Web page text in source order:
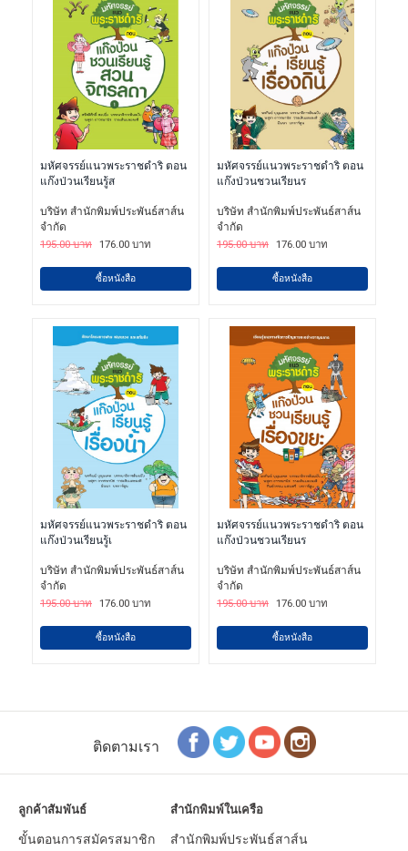
มหัศจรรย์แนวพระราชดําริ ตอน
แก๊งป่วนเรียนรู้ส
บริษัท สํานักพิมพ์ประพันธ์สาส์น
จํากัด
195.00 บาท 176.00 บาท
ซื้อหนังสือ
มหัศจรรย์แนวพระราชดําริ ตอน
แก๊งป่วนชวนเรียนร
บริษัท สํานักพิมพ์ประพันธ์สาส์น
จํากัด
195.00 บาท 176.00 บาท
ซื้อหนังสือ
มหัศจรรย์แนวพระราชดําริ ตอน
แก๊งป่วนเรียนรู้เ
บริษัท สํานักพิมพ์ประพันธ์สาส์น
จํากัด
195.00 บาท 176.00 บาท
ซื้อหนังสือ
มหัศจรรย์แนวพระราชดําริ ตอน
แก๊งป่วนชวนเรียนร
บริษัท สํานักพิมพ์ประพันธ์สาส์น
จํากัด
195.00 บาท 176.00 บาท
ซื้อหนังสือ
ติดตามเรา
ลูกค้าสัมพันธ์
ขั้นตอนการสมัครสมาชิก
สำนักพิมพ์ในเครือ
สำนักพิมพ์ประพันธ์สาส์น